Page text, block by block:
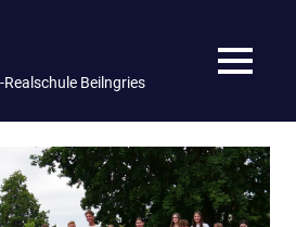
Beilngries MENU